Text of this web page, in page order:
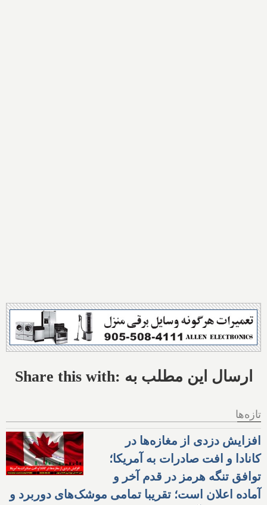
Share this with: ارسال این مطلب به
تازه‌ها
افزایش دزدی از مغازه‌ها در
کانادا و افت صادرات به آمریکا؛
توافق تنگه هرمز در قدم آخر و
آماده اعلان است؛ تقریبا تمامی موشک‌های دوربرد و